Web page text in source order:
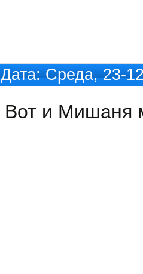
Дата: Среда, 23-
Вот и Мишаня